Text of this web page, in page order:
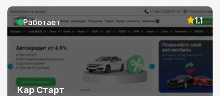
Работает 1.1
Кар Старт